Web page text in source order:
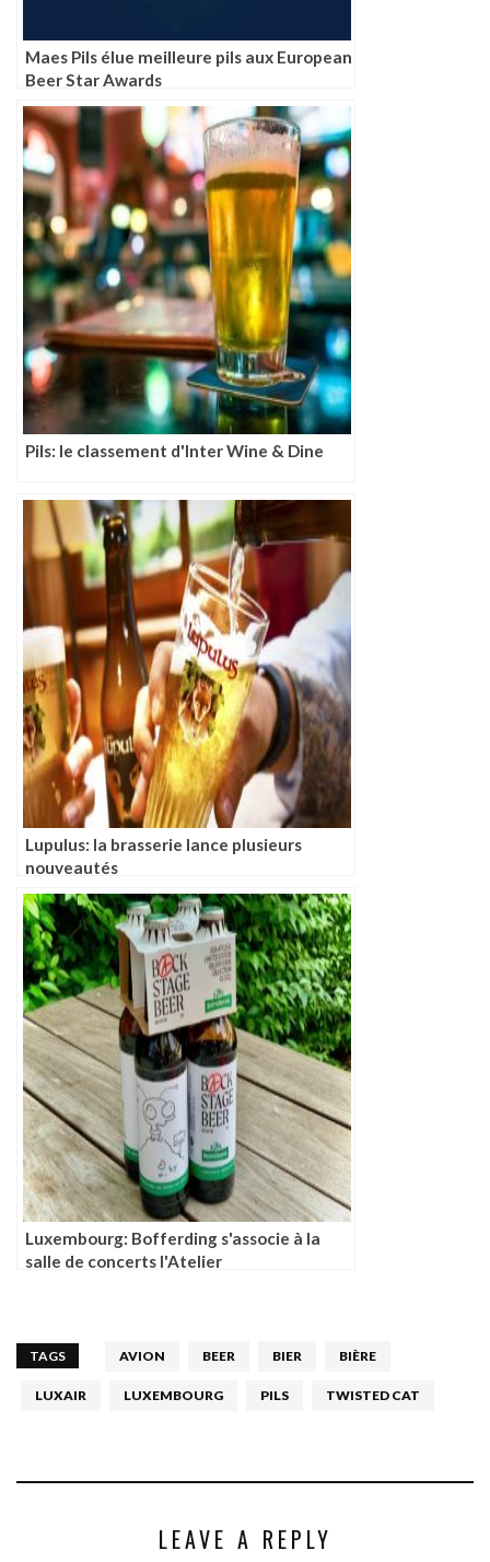
Maes Pils élue meilleure pils aux European
Beer Star Awards
Pils: le classement d'Inter Wine & Dine
Lupulus: la brasserie lance plusieurs
nouveautés
Luxembourg: Bofferding s'associe à la
salle de concerts l'Atelier
TAGS AVION BEER BIER BIÈRE
LUXAIR LUXEMBOURG PILS TWISTED CAT
LEAVE A REPLY